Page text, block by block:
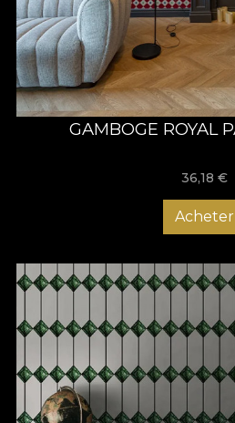
GAMBOGE ROYAL
36,18 €
Acheter